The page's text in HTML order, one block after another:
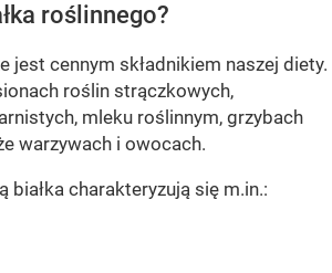
roślinnego?
jest cennym składnikiem naszej diety.
roślin strączkowych,
mleku roślinnym, grzybach
warzywach i owocach.
białka charakteryzują się m.in.: